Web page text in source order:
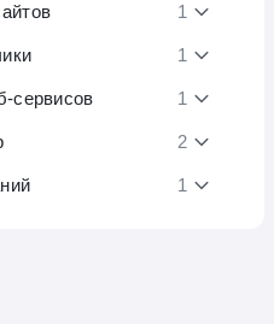
1
1
сервисов 1
2
1